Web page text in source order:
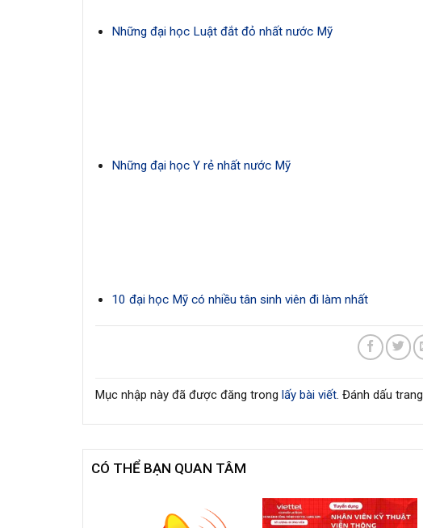
Những đại học Luật đắt đỏ nhất nước Mỹ
Những đại học Y rẻ nhất nước Mỹ
10 đại học Mỹ có nhiều tân sinh viên đi làm nhất
Mục nhập này đã được đăng trong lấy bài viết . Đánh dấu trang
CÓ THỂ BẠN QUAN TÂM